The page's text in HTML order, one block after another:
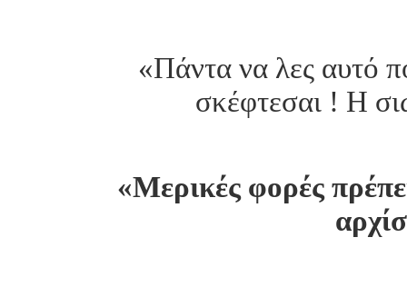
«Πάντα να λες αυτό
σκέφτεσαι ! Η
«Μερικές φορές